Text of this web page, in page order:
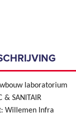
laboratorium
& SANITAIR
Willemen Infra